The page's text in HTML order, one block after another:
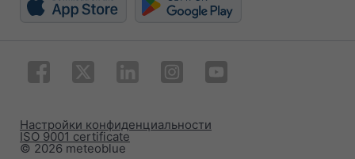
© 2026 meteoblue
ISO 9001 certificate
Настройки конфиденциальности